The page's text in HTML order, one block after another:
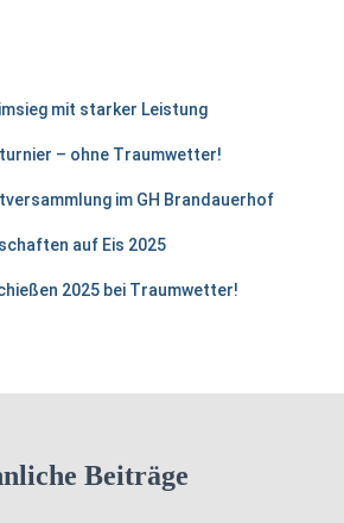
mit starker Leistung
– ohne Traumwetter!
im GH Brandauerhof
auf Eis 2025
2025 bei Traumwetter!
Beiträge